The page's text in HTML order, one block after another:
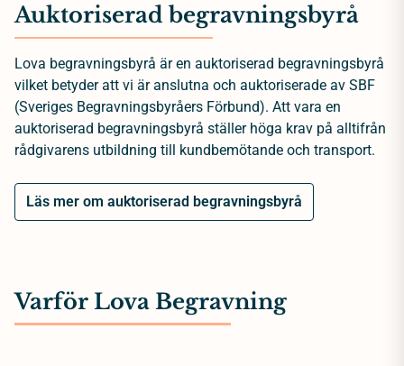
Auktoriserad begravningsbyrå
Lova begravningsbyrå är en auktoriserad begravningsbyrå
vilket betyder att vi är anslutna och auktoriserade av SBF
(Sveriges Begravningsbyråers Förbund). Att vara en
auktoriserad begravningsbyrå ställer höga krav på alltifrån
rådgivarens utbildning till kundbemötande och transport.
Läs mer om auktoriserad begravningsbyrå
Varför Lova Begravning